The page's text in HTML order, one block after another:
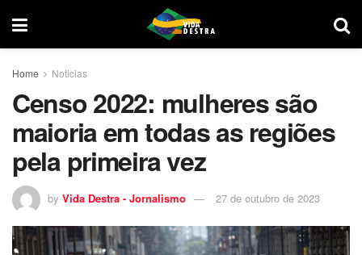
Home Noticias
Censo 2022: mulheres são
maioria em todas as regiões
pela primeira vez
by Vida Destra - Jornalismo 27 de outubro de 2023